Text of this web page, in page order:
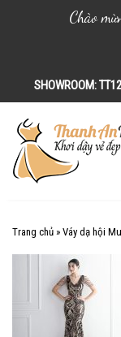
Chào
SHOWROOM:
Trang chủ » Váy dạ hội